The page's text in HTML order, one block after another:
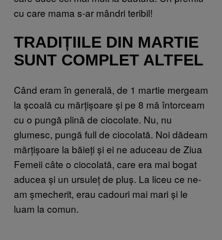
cu care mama s-ar mândri teribil!
TRADIȚIILE DIN MARTIE
SUNT COMPLET ALTFEL
Când eram în generală, de 1 martie mergeam
la școală cu mărțișoare și pe 8 mă întorceam
cu o pungă plină de ciocolate. Nu, nu
glumesc, pungă full de ciocolată. Noi dădeam
mărțișoare la băieți și ei ne aduceau de Ziua
Femeii câte o ciocolată, care era mai bogat
aducea și un ursuleț de pluș. La liceu ce ne-
am șmecherit, erau cadouri mai mari și le
luam la comun.